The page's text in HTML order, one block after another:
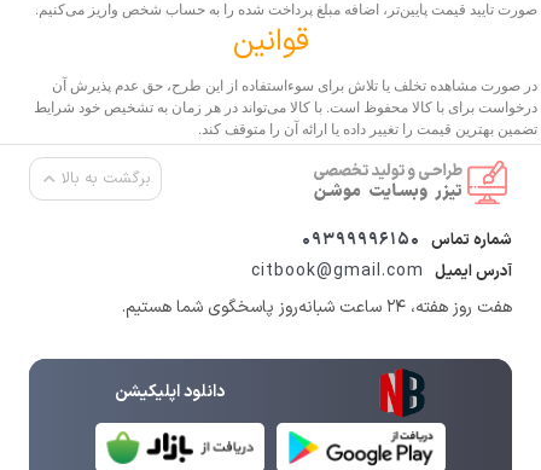
صورت تایید قیمت پایین‌تر، اضافه مبلغ پرداخت شده را به حساب شخص واریز می‌کنیم.
قوانین
در صورت مشاهده تخلف یا تلاش برای سوءاستفاده از این طرح، حق عدم پذیرش آن
درخواست برای با کالا محفوظ است. با کالا می‌تواند در هر زمان به تشخیص خود شرایط
تضمین بهترین قیمت را تغییر داده یا ارائه آن را متوقف کند.
برگشت به بالا
شماره تماس 09399996150
آدرس ایمیل citbook@gmail.com
هفت روز هفته، ۲۴ ساعت شبانه‌روز پاسخگوی شما هستیم.
دانلود اپلیکیشن